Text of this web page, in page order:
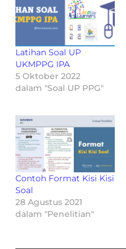
Latihan Soal UP
UKMPPG IPA
5 Oktober 2022
dalam "Soal UP PPG"
Contoh Format Kisi Kisi
Soal
28 Agustus 2021
dalam "Penelitian"